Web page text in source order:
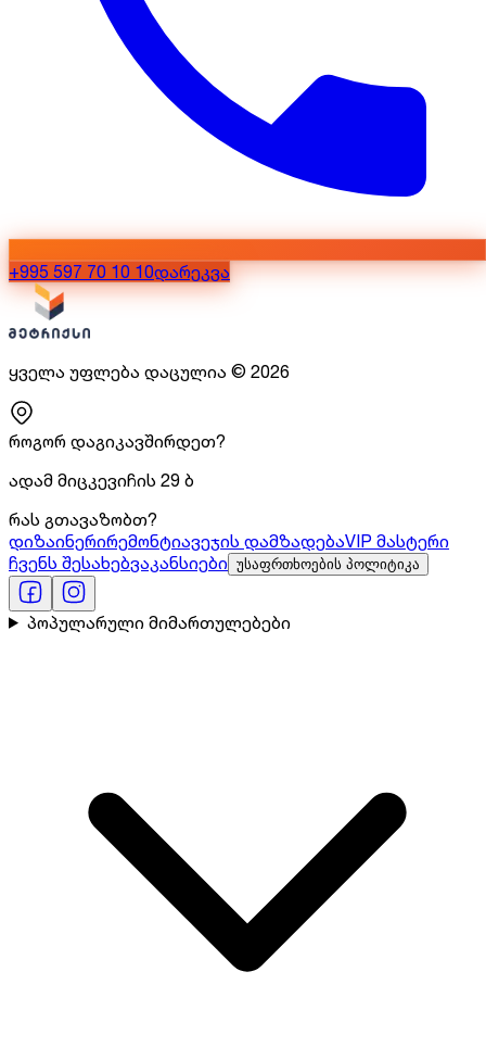
+995 597 70 10 10დარეკვა
ყველა უფლება დაცულია © 2026
როგორ დაგიკავშირდეთ?
ადამ მიცკევიჩის 29 ბ
რას გთავაზობთ?
დიზაინერირემონტიავეჯის დამზადებაVIP მასტერი
ჩვენს შესახებვაკანსიები უსაფრთხოების პოლიტიკა
პოპულარული მიმართულებები